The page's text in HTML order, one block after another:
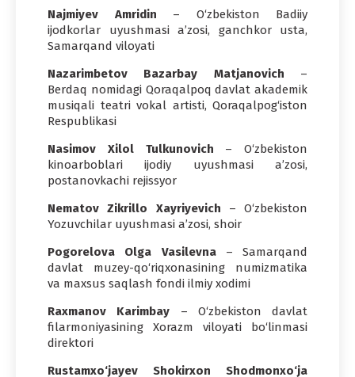
Najmiyev Amridin – O‘zbekiston Badiiy
ijodkorlar uyushmasi a’zosi, ganchkor usta,
Samarqand viloyati
Nazarimbetov Bazarbay Matjanovich –
Berdaq nomidagi Qoraqalpoq davlat akademik
musiqali teatri vokal artisti, Qoraqalpog‘iston
Respublikasi
Nasimov Xilol Tulkunovich – O‘zbekiston
kinoarboblari ijodiy uyushmasi a’zosi,
postanovkachi rejissyor
Nematov Zikrillo Xayriyevich – O‘zbekiston
Yozuvchilar uyushmasi a’zosi, shoir
Pogorelova Olga Vasilevna– Samarqand
davlat muzey-qo‘riqxonasining numizmatika
va maxsus saqlash fondi ilmiy xodimi
Raxmanov Karimbay – O‘zbekiston davlat
filarmoniyasining Xorazm viloyati bo‘linmasi
direktori
Rustamxo‘jayev Shokirxon Shodmonxo‘ja